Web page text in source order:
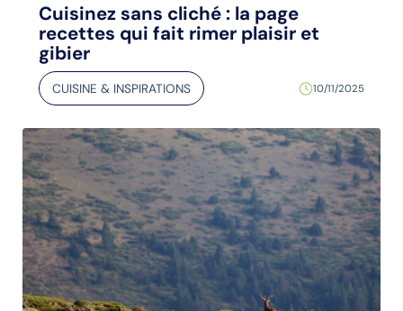
Cuisinez sans cliché : la page
recettes qui fait rimer plaisir et
gibier
CUISINE & INSPIRATIONS 10/11/2025